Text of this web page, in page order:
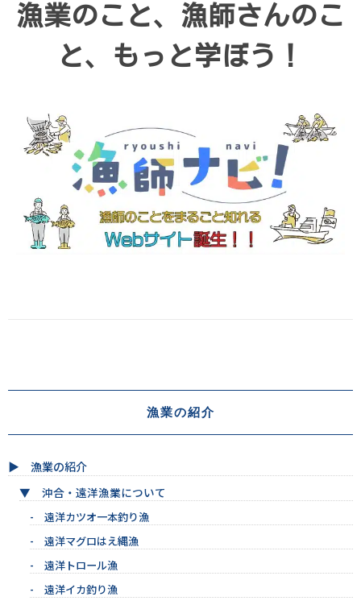
漁業のこと、漁師さんのこ
と、もっと学ぼう！
漁業の紹介
漁業の紹介
沖合・遠洋漁業について
遠洋カツオ一本釣り漁
遠洋マグロはえ縄漁
遠洋トロール漁
遠洋イカ釣り漁